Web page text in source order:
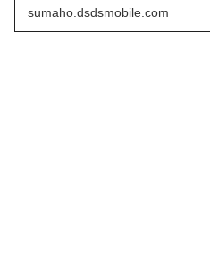
iPhoneの裏で
9a に光を当てて
sumaho.dsdsmobile.com